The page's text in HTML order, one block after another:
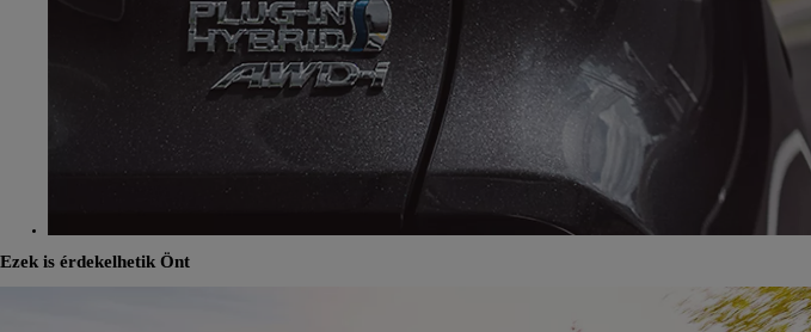
Ezek is érdekelhetik Önt